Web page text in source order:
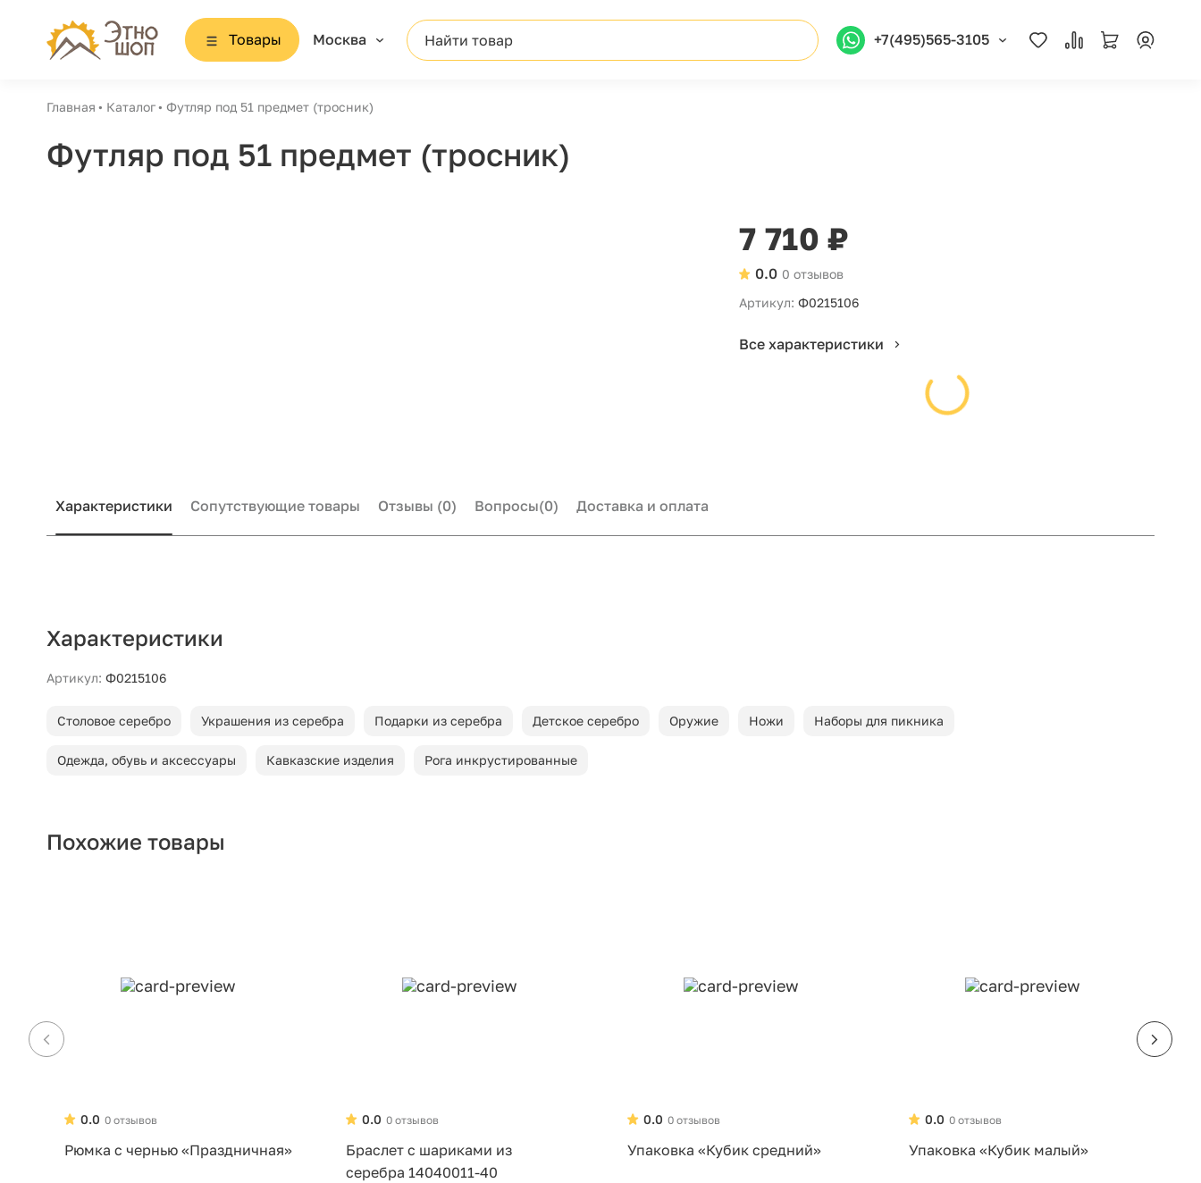
Товары Москва Найти товар +7(495)565-3105
Главная Каталог Футляр под 51 предмет (тросник)
Футляр под 51 предмет (тросник)
7 710 ₽
0 отзывов
0.0
Артикул: Ф0215106
Все характеристики
Характеристики Сопутствующие товары Отзывы (0) Вопросы(0) Доставка и оплата
Характеристики
Артикул: Ф0215106
Столовое серебро Украшения из серебра Подарки из серебра Детское серебро Оружие Ножи Наборы для пикника
Одежда, обувь и аксессуары Кавказские изделия Рога инкрустированные
Похожие товары
0 отзывов
0.0
Рюмка с чернью «Праздничная»
0 отзывов
0.0
Браслет с шариками из
серебра 14040011-40
0 отзывов
0.0
Упаковка «Кубик средний»
0 отзывов
0.0
Упаковка «Кубик малый»